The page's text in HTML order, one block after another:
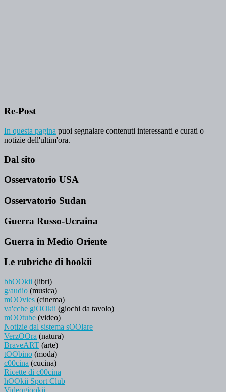
Re-Post
In questa pagina puoi segnalare contenuti interessanti e curati o
notizie dell'ultim'ora.
Dal sito
Osservatorio USA
Osservatorio Sudan
Guerra Russo-Ucraina
Guerra in Medio Oriente
Le rubriche di hookii
bhOOkii (libri)
g/audio (musica)
mOOvies (cinema)
va'cche giOOkii (giochi da tavolo)
mOOtube (video)
Notizie dal sistema sOOlare
VerzOOra (natura)
BraveART (arte)
tOObino (moda)
c00cina (cucina)
Ricette di c00cina
hOOkii Sport Club
Videogiookii